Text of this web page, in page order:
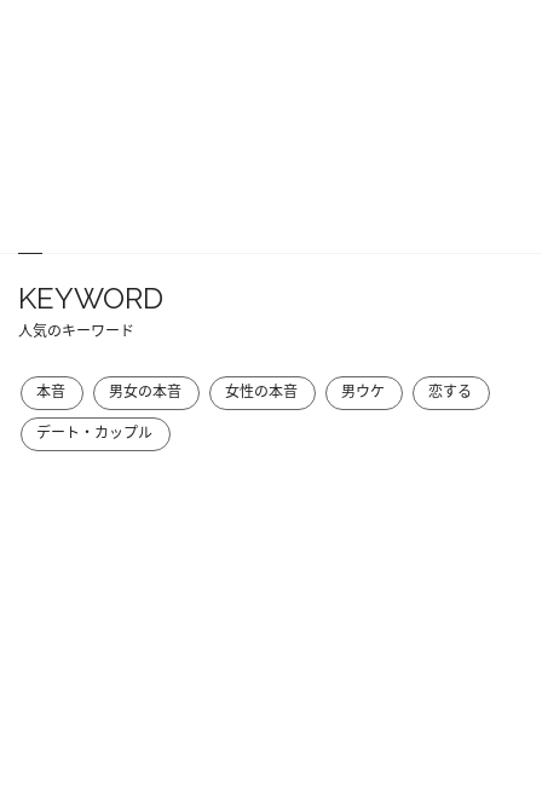
KEYWORD
人気のキーワード
本音 男女の本音 女性の本音 男ウケ
恋する
デート・カップル